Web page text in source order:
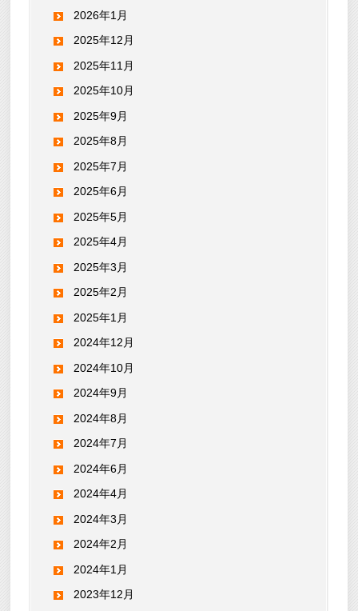
2026年1月
2025年12月
2025年11月
2025年10月
2025年9月
2025年8月
2025年7月
2025年6月
2025年5月
2025年4月
2025年3月
2025年2月
2025年1月
2024年12月
2024年10月
2024年9月
2024年8月
2024年7月
2024年6月
2024年4月
2024年3月
2024年2月
2024年1月
2023年12月